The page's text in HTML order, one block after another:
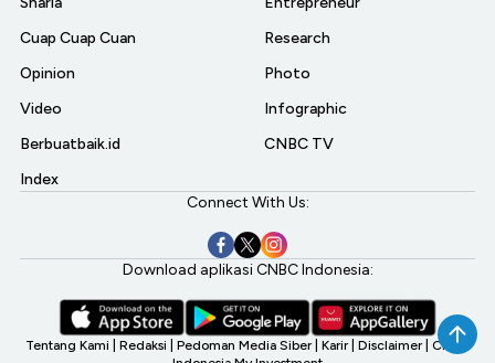
Cuap Cuap Cuan
Opinion
Video
Berbuatbaik.id
Index
Research
Photo
Infographic
CNBC TV
Connect With Us:
Download aplikasi CNBC Indonesia:
Tentang Kami Redaksi Pedoman Media Siber Karir Disclaimer CNBC